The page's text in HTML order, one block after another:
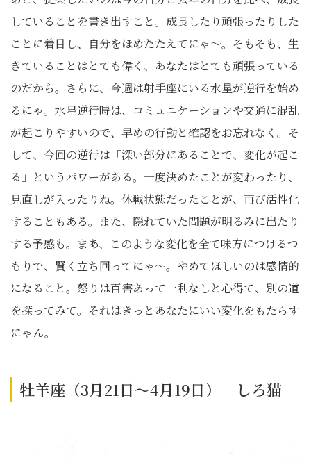
していることを書き出すこと。成長したり頑張ったりした
ことに着目し、自分をほめたたえてにゃ〜。そもそも、生
きていることはとても偉く、あなたはとても頑張っている
のだから。さらに、今週は射手座にいる水星が逆行を始め
るにゃ。水星逆行時は、コミュニケーションや交通に混乱
が起こりやすいので、早めの行動と確認をお忘れなく。そ
して、今回の逆行は「深い部分にあることで、変化が起こ
る」というパワーがある。一度決めたことが変わったり、
見直しが入ったりね。休戦状態だったことが、再び活性化
することもある。また、隠れていた問題が明るみに出たり
する予感も。まあ、このような変化を全て味方につけるつ
もりで、賢く立ち回ってにゃ〜。やめてほしいのは感情的
になること。怒りは百害あって一利なしと心得て、別の道
を探ってみて。それはきっとあなたにいい変化をもたらす
にゃん。
牡羊座（3月21日～4月19日） しろ猫